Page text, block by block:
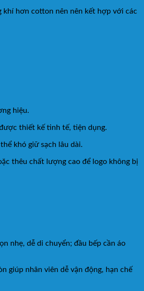
khí hơn cotton nên nên kết hợp với các
hiệu.
thiết kế tinh tế, tiện dụng.
khó giữ sạch lâu dài.
thêu chất lượng cao để logo không bị
nhẹ, dễ di chuyển; đầu bếp cần áo
giúp nhân viên dễ vận động, hạn chế